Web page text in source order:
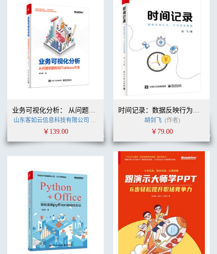
业务可视化分析： 从问题到图形的Tableau方法
山东客如云信息科技有限公司 (作者)
￥139.00
时间记录：数据反映行为，行为改变数据
胡剑飞 (作者)
￥79.00